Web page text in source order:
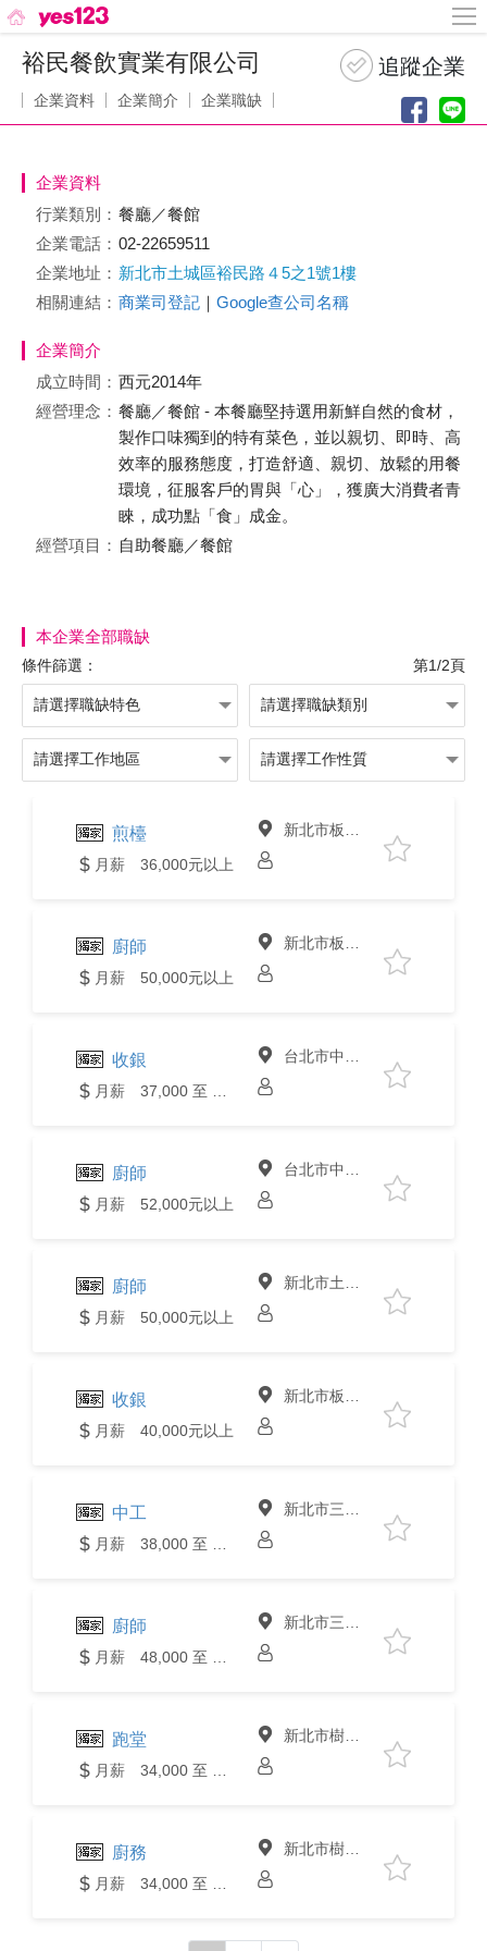
裕民餐飲實業有限公司
企業資料 企業簡介 企業職缺
企業資料
行業類別： 餐廳／餐館
企業電話： 02-22659511
企業地址： 新北市土城區裕民路４5之1號1樓
相關連結： 商業司登記 ｜ Google查公司名稱
企業簡介
成立時間： 西元2014年
經營理念： 餐廳／餐館 - 本餐廳堅持選用新鮮自然的食材，
製作口味獨到的特有菜色，並以親切、即時、高
效率的服務態度，打造舒適、親切、放鬆的用餐
環境，征服客戶的胃與「心」，獲廣大消費者青
睞，成功點「食」成金。
經營項目： 自助餐廳／餐館
本企業全部職缺
條件篩選： 第1/2頁
煎檯
月薪 36,000元以上
新北市板橋區
廚師
月薪 50,000元以上
新北市板橋區
收銀 台北市中山區
廚師
月薪 52,000元以上
台北市中山區
廚師
月薪 50,000元以上
新北市土城區
收銀
月薪 40,000元以上
新北市板橋區
中工 新北市三峽區
廚師 新北市三峽區
跑堂 新北市樹林區
廚務 新北市樹林區